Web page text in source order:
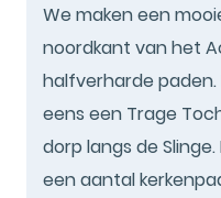
We maken een
noordkant van het
halfverharde
eens een Trage
dorp langs de
een aantal